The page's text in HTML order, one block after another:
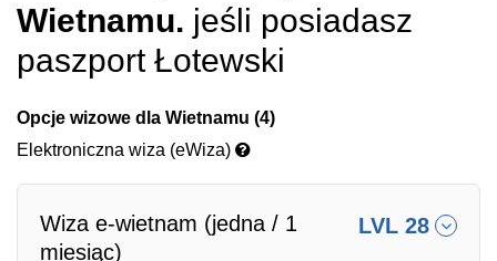
Wietnamu. jeśli posiadasz
paszport Łotewski
Opcje wizowe dla Wietnamu (4)
Elektroniczna wiza (eWiza)
Wiza e-wietnam (jedna / 1
miesiąc)
LVL 28